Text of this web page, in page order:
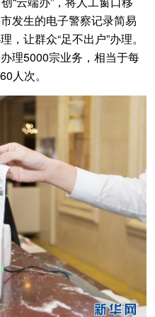
发生的电子警察记录简易
，让群众“足不出户”办理。
理5000宗业务，相当于每
人次。